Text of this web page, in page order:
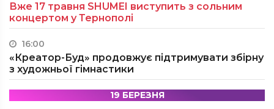
Вже 17 травня SHUMEI виступить з сольним
концертом у Тернополі
16:00
«Креатор-Буд» продовжує підтримувати збірну
з художньої гімнастики
19 БЕРЕЗНЯ